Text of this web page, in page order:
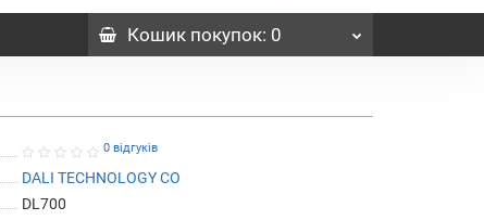
Кошикпокупок: 0
0 відгуків
DALI TECHNOLOGY CO
DL700